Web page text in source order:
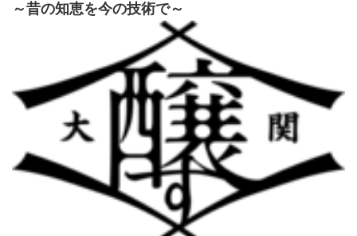
～昔の知恵を今の技術で～